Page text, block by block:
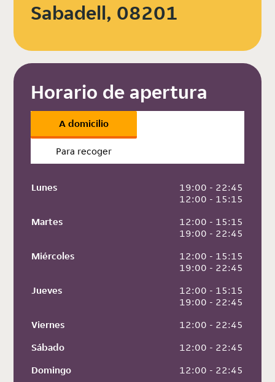
Sabadell, 08201
Horario de apertura
A domicilio
Para recoger
Lunes
19:00 - 22:45
12:00 - 15:15
Martes
12:00 - 15:15
19:00 - 22:45
Miércoles
12:00 - 15:15
19:00 - 22:45
Jueves
12:00 - 15:15
19:00 - 22:45
Viernes
12:00 - 22:45
Sábado
12:00 - 22:45
Domingo
12:00 - 22:45